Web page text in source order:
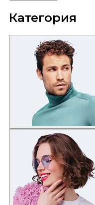
Категория